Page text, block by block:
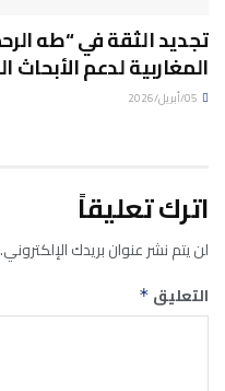
تجديد الثقة في “طه
المغاربية لدعم الأبحاث
اترك تعليقاً
لن يتم نشر عنوان بريدك الإلكتروني.
التعليق *